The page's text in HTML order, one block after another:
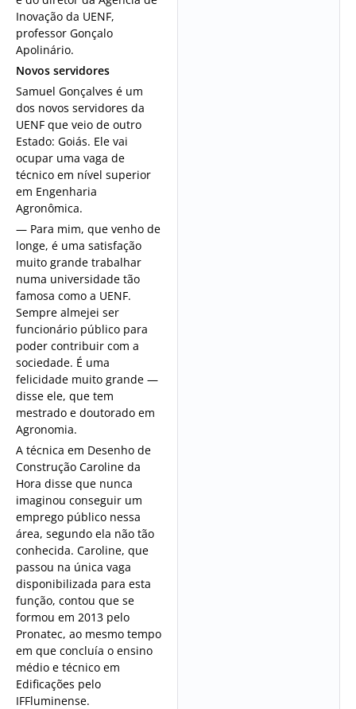
Inovação da UENF,
professor Gonçalo
Apolinário.
Novos servidores
Samuel Gonçalves é um
dos novos servidores da
UENF que veio de outro
Estado: Goiás. Ele vai
ocupar uma vaga de
técnico em nível superior
em Engenharia
Agronômica.
— Para mim, que venho de
longe, é uma satisfação
muito grande trabalhar
numa universidade tão
famosa como a UENF.
Sempre almejei ser
funcionário público para
poder contribuir com a
sociedade. É uma
felicidade muito grande —
disse ele, que tem
mestrado e doutorado em
Agronomia.
A técnica em Desenho de
Construção Caroline da
Hora disse que nunca
imaginou conseguir um
emprego público nessa
área, segundo ela não tão
conhecida. Caroline, que
passou na única vaga
disponibilizada para esta
função, contou que se
formou em 2013 pelo
Pronatec, ao mesmo tempo
em que concluía o ensino
médio e técnico em
Edificações pelo
IFFluminense.